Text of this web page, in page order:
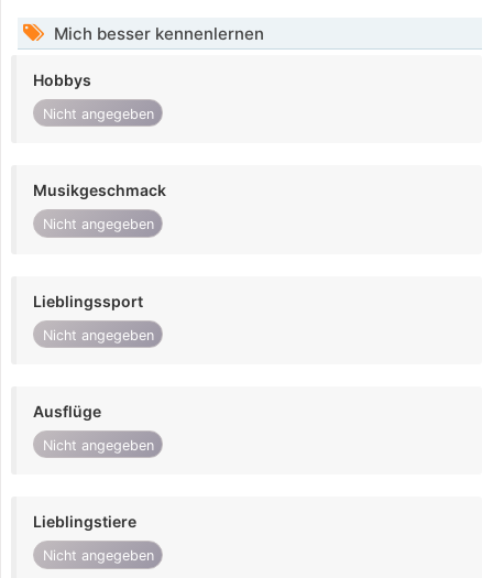
Mich besser kennenlernen
Hobbys
Nicht angegeben
Musikgeschmack
Nicht angegeben
Lieblingssport
Nicht angegeben
Ausflüge
Nicht angegeben
Lieblingstiere
Nicht angegeben